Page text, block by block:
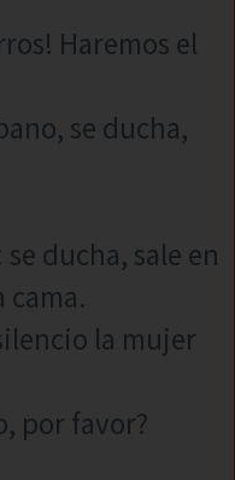
Haremos el
se ducha,
ducha, sale en
cama.
la mujer
por favor?